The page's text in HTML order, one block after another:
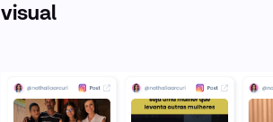
visual